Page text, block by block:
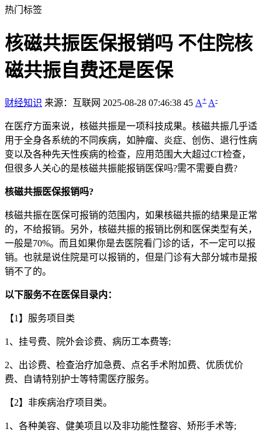
热门标签
核磁共振医保报销吗 不住院核
磁共振自费还是医保
财经知识 来源：互联网 2025-08-28 07:46:38 45 A+ A-
在医疗方面来说，核磁共振是一项科技成果。核磁共振几乎适
用于全身各系统的不同疾病，如肿瘤、炎症、创伤、退行性病
变以及各种先天性疾病的检查，应用范围大大超过CT检查，
但很多人关心的是核磁共振能报销医保吗?需不需要自费?
核磁共振医保报销吗?
核磁共振在医保可报销的范围内，如果核磁共振的结果是正常
的，不给报销。另外，核磁共振的报销比例和医保类型有关，
一般是70%。而且如果你是去医院看门诊的话，不一定可以报
销。也就是说住院是可以报销的，但是门诊有大部分城市是报
销不了的。
以下服务不在医保目录内：
【1】服务项目类
1、挂号费、院外会诊费、病历工本费等;
2、出诊费、检查治疗加急费、点名手术附加费、优质优价
费、自请特别护士等特需医疗服务。
【2】非疾病治疗项目类。
1、各种美容、健美项且以及非功能性整容、矫形手术等;